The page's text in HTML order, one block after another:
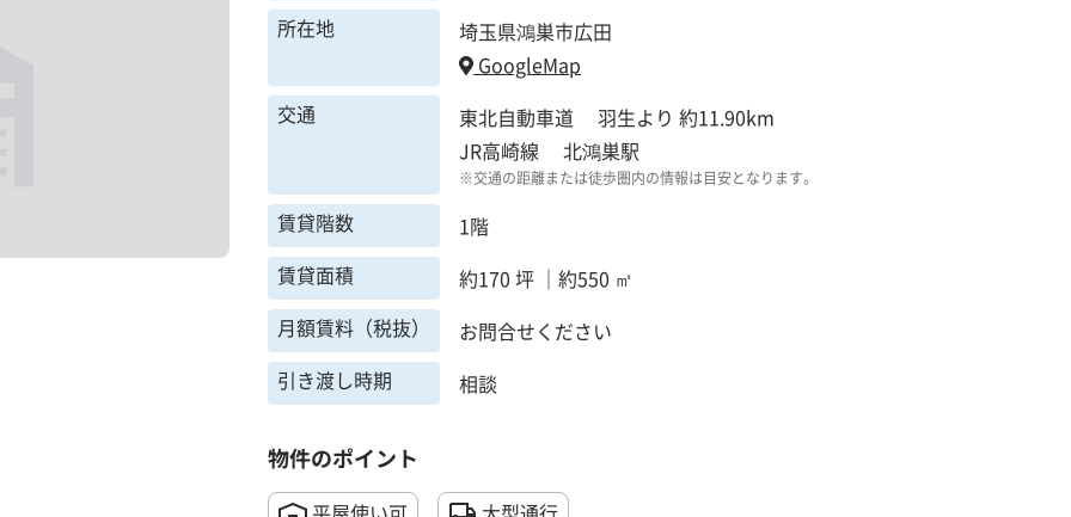
所在地
埼玉県鴻巣市広田
GoogleMap
交通
東北自動車道 羽生より 約11.90km
JR高崎線 北鴻巣駅
※交通の距離または徒歩圏内の情報は目安となります。
賃貸階数
1階
賃貸面積
約170 坪 ｜約550 ㎡
月額賃料（税抜）
お問合せください
引き渡し時期
相談
物件のポイント